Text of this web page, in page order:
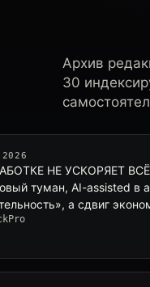
Архив
30
2026
НЕ УСКОРЯЕТ
туман, AI-assisted в
а сдвиг